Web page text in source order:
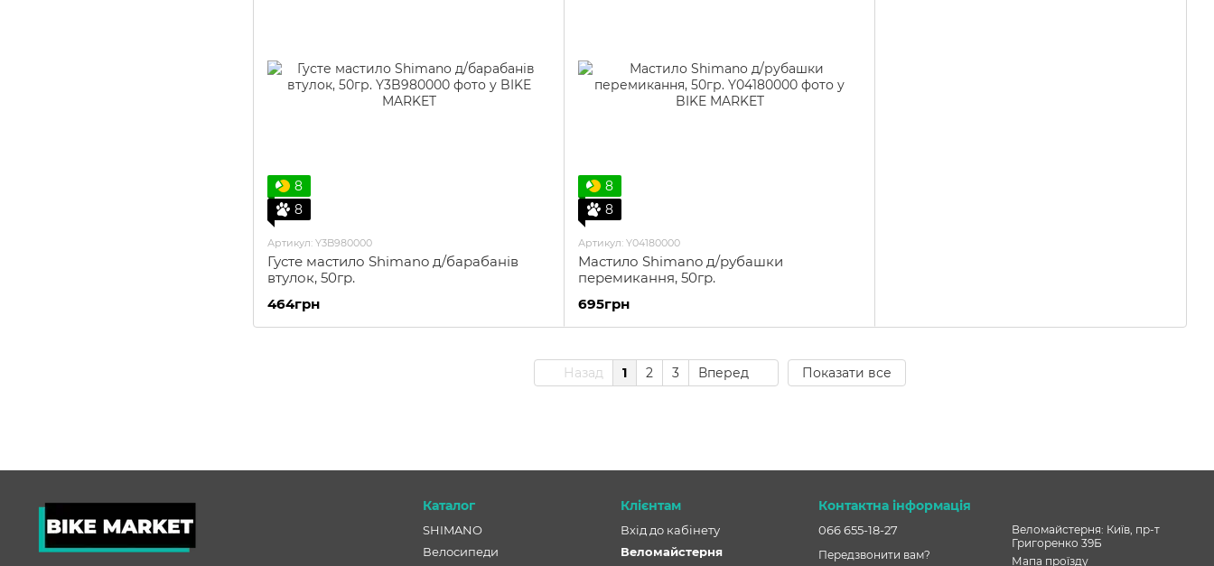
8
8
Артикул: Y3B980000
Густе мастило Shimano д/барабанів
втулок, 50гр.
464грн
8
8
Артикул: Y04180000
Мастило Shimano д/рубашки
перемикання, 50гр.
695грн
Назад 1 2 3 Вперед Показати все
Каталог
SHIMANO
Велосипеди
Клієнтам
Вхід до кабінету
Веломайстерня
Контактна інформація
066 655-18-27
Передзвонити вам?
Веломайстерня: Київ, пр-т
Григоренко 39Б
Мапа проїзду